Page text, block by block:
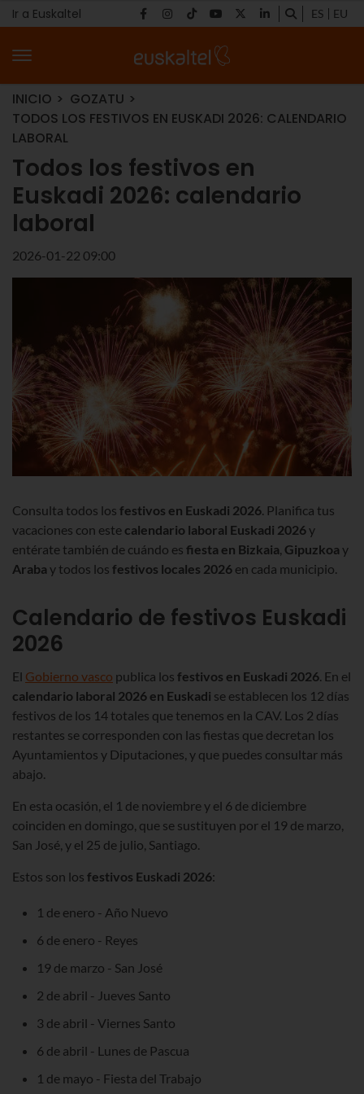
Ir a Euskaltel ES EU
INICIO
GOZATU
TODOS LOS FESTIVOS EN EUSKADI 2026: CALENDARIO
LABORAL
Todos los festivos en
Euskadi 2026: calendario
laboral
2026-01-22 09:00
Consulta todos los festivos en Euskadi 2026. Planifica tus
vacaciones con este calendario laboral Euskadi 2026y
entérate también de cuándo es fiesta en Bizkaia, Gipuzkoa y
Araba y todos los festivos locales 2026 en cada municipio.
Calendario de festivos Euskadi
2026
El Gobierno vasco publica los festivos en Euskadi 2026. En el
calendario laboral 2026 en Euskadi se establecen los 12 días
festivos de los 14 totales que tenemos en la CAV. Los 2 días
restantes se corresponden con las fiestas que decretan los
Ayuntamientos y Diputaciones, y que puedes consultar más
abajo.
En esta ocasión, el 1 de noviembre y el 6 de diciembre
coinciden en domingo, que se sustituyen por el 19 de marzo,
San José, y el 25 de julio, Santiago.
Estos son los festivos Euskadi 2026:
1 de enero - Año Nuevo
6 de enero - Reyes
19 de marzo - San José
2 de abril - Jueves Santo
3 de abril - Viernes Santo
6 de abril - Lunes de Pascua
1 de mayo - Fiesta del Trabajo